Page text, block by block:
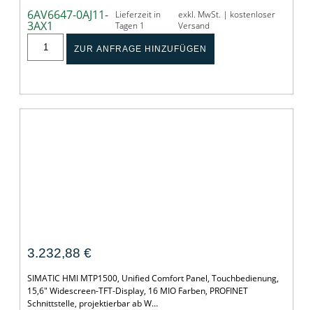
6AV6647-0AJ11-
3AX1
Lieferzeit in
Tagen 1
exkl. MwSt. | kostenloser
Versand
ZUR ANFRAGE HINZUFÜGEN
3.232,88 €
SIMATIC HMI MTP1500, Unified Comfort Panel, Touchbedienung,
15,6" Widescreen-TFT-Display, 16 MIO Farben, PROFINET
Schnittstelle, projektierbar ab W…